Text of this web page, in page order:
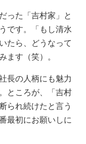
った「吉村家」と
です。「もし清水
たら、どうなって
ます（笑）。
長の人柄にも魅力
ところが、「吉村
られ続けたと言う
最初にお願いしに